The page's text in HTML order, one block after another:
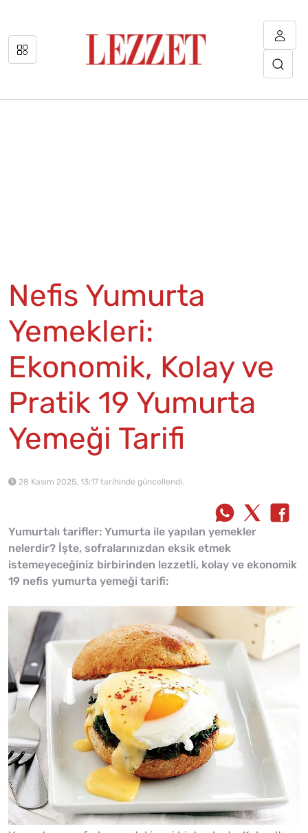
Nefis Yumurta
Yemekleri:
Ekonomik, Kolay ve
Pratik 19 Yumurta
Yemeği Tarifi
28 Kasım 2025, 13:17 tarihinde güncellendi.
Yumurtalı tarifler: Yumurta ile yapılan yemekler
nelerdir? İşte, sofralarınızdan eksik etmek
istemeyeceğiniz birbirinden lezzetli, kolay ve ekonomik
19 nefis yumurta yemeği tarifi: